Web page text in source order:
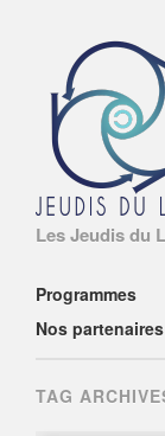
Les Jeudis du
Main menu
Skip
to
content
Programmes
Nos partenaires
TAG